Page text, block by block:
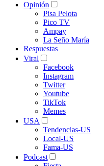
Opinión
Pisa Pelota
Pico TV
Ampay
La Seño María
Respuestas
Viral
Facebook
Instagram
Twitter
Youtube
TikTok
Memes
USA
Tendencias-US
Local-US
Fama-US
Podcast